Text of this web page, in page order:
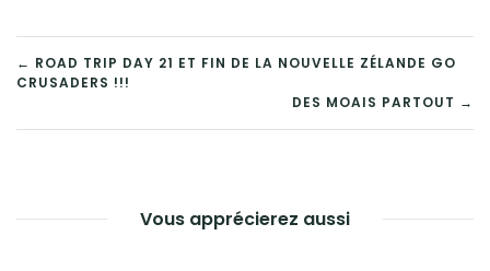
NAVIGATION
DE
← ROAD TRIP DAY 21 ET FIN DE LA NOUVELLE ZÉLANDE GO
CRUSADERS !!!
DES MOAIS PARTOUT →
Vous apprécierez aussi